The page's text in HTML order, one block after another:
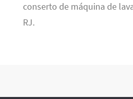
conserto de máquina de
RJ.